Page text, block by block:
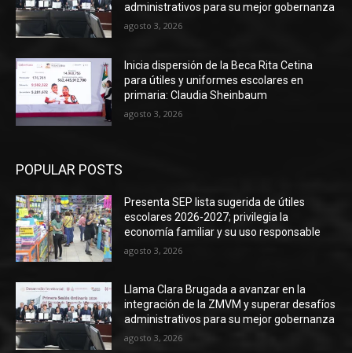
administrativos para su mejor gobernanza
agosto 3, 2026
Inicia dispersión de la Beca Rita Cetina
para útiles y uniformes escolares en
primaria: Claudia Sheinbaum
agosto 3, 2026
POPULAR POSTS
Presenta SEP lista sugerida de útiles
escolares 2026-2027; privilegia la
economía familiar y su uso responsable
agosto 3, 2026
Llama Clara Brugada a avanzar en la
integración de la ZMVM y superar desafíos
administrativos para su mejor gobernanza
agosto 3, 2026